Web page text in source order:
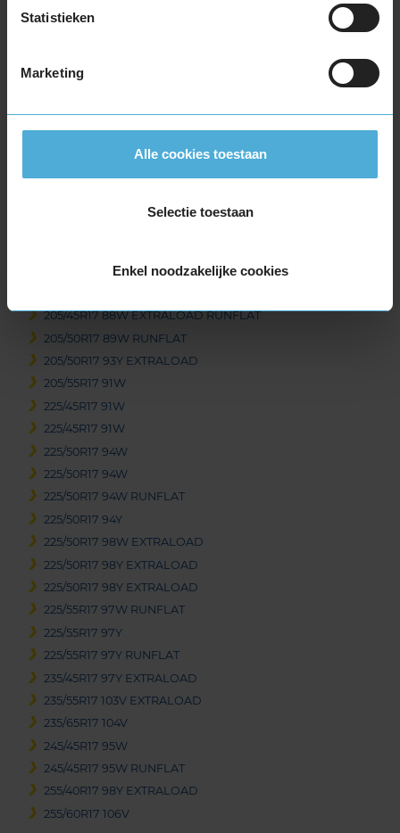
Statistieken
Marketing
Alle cookies toestaan
Selectie toestaan
Enkel noodzakelijke cookies
Item
3
17-inch banden
205/45R17 88W EXTRALOAD RUNFLAT
205/50R17 89W RUNFLAT
205/50R17 93Y EXTRALOAD
205/55R17 91W
225/45R17 91W
225/45R17 91W
225/50R17 94W
225/50R17 94W
225/50R17 94W RUNFLAT
225/50R17 94Y
225/50R17 98W EXTRALOAD
225/50R17 98Y EXTRALOAD
225/50R17 98Y EXTRALOAD
225/55R17 97W RUNFLAT
225/55R17 97Y
225/55R17 97Y RUNFLAT
235/45R17 97Y EXTRALOAD
235/55R17 103V EXTRALOAD
235/65R17 104V
245/45R17 95W
245/45R17 95W RUNFLAT
255/40R17 98Y EXTRALOAD
255/60R17 106V